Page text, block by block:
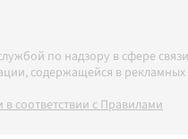
по надзору в сфере
содержащейся в
соответствии с Правилами